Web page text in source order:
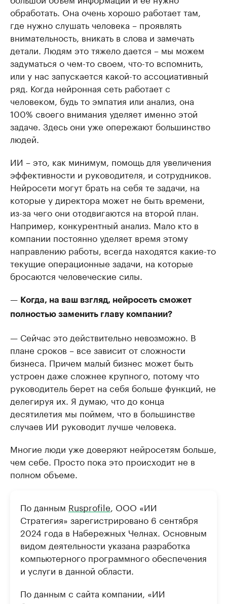
обработать. Она очень хорошо работает там,
где нужно слушать человека – проявлять
внимательность, вникать в слова и замечать
детали. Людям это тяжело дается – мы можем
задуматься о чем-то своем, что-то вспомнить,
или у нас запускается какой-то ассоциативный
ряд. Когда нейронная сеть работает с
человеком, будь то эмпатия или анализ, она
100% своего внимания уделяет именно этой
задаче. Здесь они уже опережают большинство
людей.
ИИ – это, как минимум, помощь для увеличения
эффективности и руководителя, и сотрудников.
Нейросети могут брать на себя те задачи, на
которые у директора может не быть времени,
из-за чего они отодвигаются на второй план.
Например, конкурентный анализ. Мало кто в
компании постоянно уделяет время этому
направлению работы, всегда находятся какие-то
текущие операционные задачи, на которые
бросаются человеческие силы.
— Когда, на ваш взгляд, нейросеть сможет
полностью заменить главу компании?
— Сейчас это действительно невозможно. В
плане сроков – все зависит от сложности
бизнеса. Причем малый бизнес может быть
устроен даже сложнее крупного, потому что
руководитель берет на себя больше функций, не
делегируя их. Я думаю, что до конца
десятилетия мы поймем, что в большинстве
случаев ИИ руководит лучше человека.
Многие люди уже доверяют нейросетям больше,
чем себе. Просто пока это происходит не в
полном объеме.
По данным Rusprofile, ООО «ИИ
Стратегия» зарегистрировано 6 сентября
2024 года в Набережных Челнах. Основным
видом деятельности указана разработка
компьютерного программного обеспечения
и услуги в данной области.
По данным с сайта компании, «ИИ